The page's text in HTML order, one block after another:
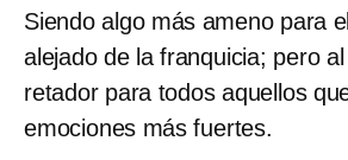
Siendo algo más ameno para
alejado de la franquicia; pero
retador para todos aquellos
emociones más fuertes.